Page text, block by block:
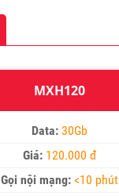
MXH120
Data: 30Gb
Giá: 120.000 đ
Gọi nội mạng: <10 phút